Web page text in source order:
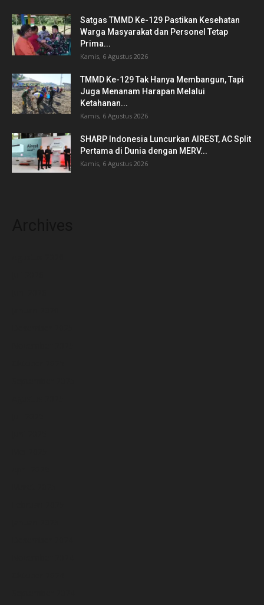
Satgas TMMD Ke-129 Pastikan Kesehatan
Warga Masyarakat dan Personel Tetap
Prima...
Kamis, 6 Agustus 2026
TMMD Ke-129 Tak Hanya Membangun, Tapi
Juga Menanam Harapan Melalui
Ketahanan...
Kamis, 6 Agustus 2026
SHARP Indonesia Luncurkan AIREST, AC Split
Pertama di Dunia dengan MERV...
Kamis, 6 Agustus 2026